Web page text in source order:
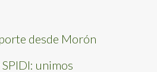
desde Morón
unimos